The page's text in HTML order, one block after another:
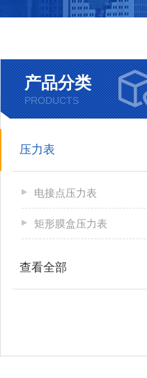
产品分类
PRODUCTS
压力表
电接点压力表
矩形膜盒压力表
查看全部